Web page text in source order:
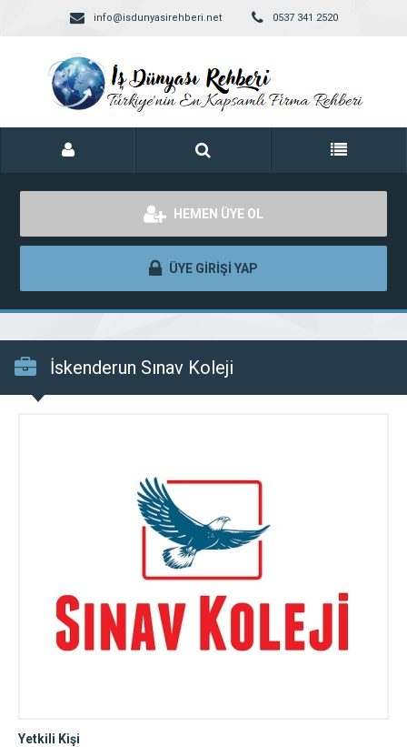
info@isdunyasirehberi.net 0537 341 2520
HEMEN ÜYE OL
ÜYE GİRİŞİ YAP
İskenderun Sınav Koleji
Yetkili Kişi